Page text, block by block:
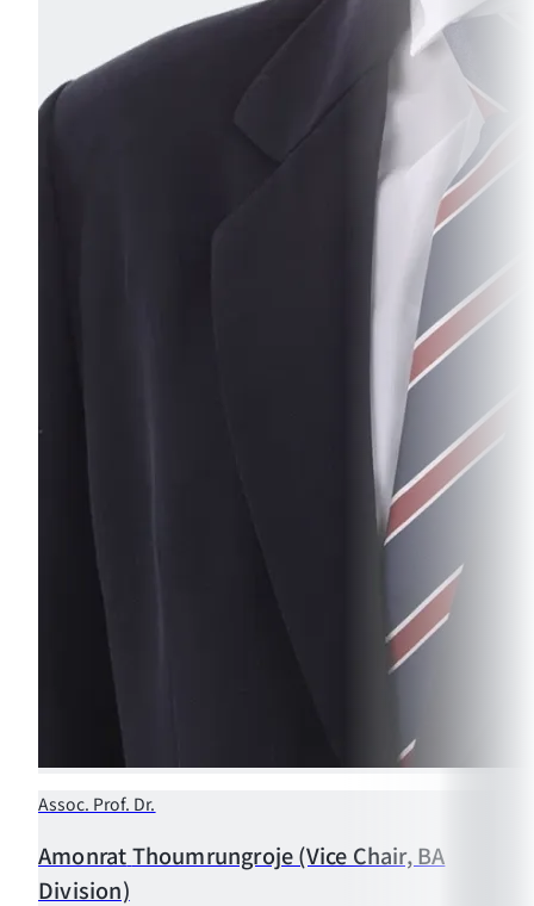
Assoc. Prof. Dr.
AmonratThoumrungroje (Vice Chair, BA
Division)